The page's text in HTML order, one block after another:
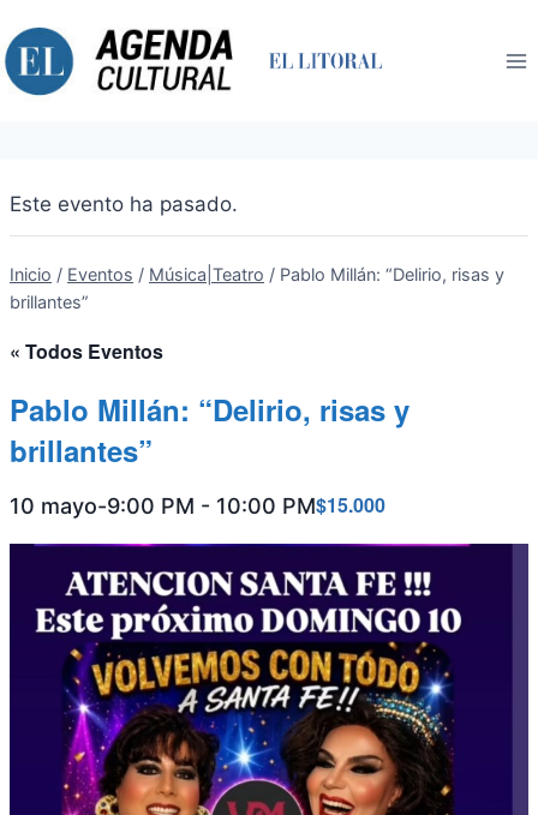
al
contenido
Este evento ha pasado.
Inicio / Eventos / Música|Teatro / Pablo Millán: “Delirio, risas y
brillantes”
« Todos Eventos
Pablo Millán: “Delirio, risas y
brillantes”
10 mayo-9:00 PM - 10:00 PM$15.000